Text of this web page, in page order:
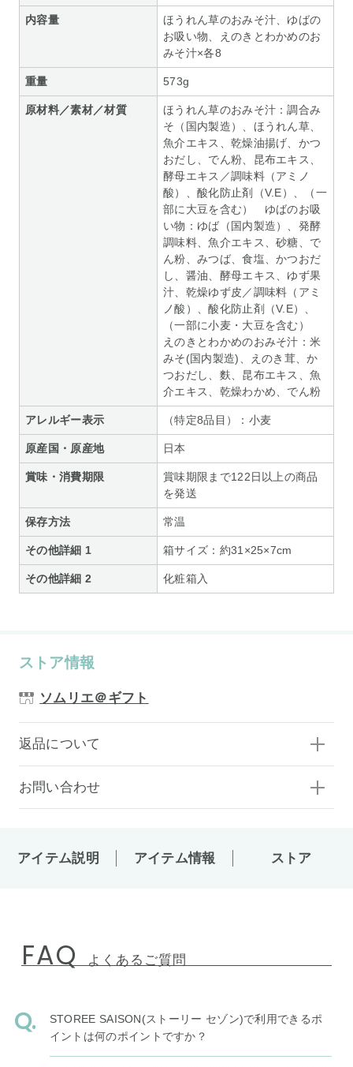
内容量
ほうれん草のおみそ汁、ゆばの
お吸い物、えのきとわかめのお
みそ汁×各8
重量 573g
原材料／素材／材質
ほうれん草のおみそ汁：調合み
そ（国内製造）、ほうれん草、
魚介エキス、乾燥油揚げ、かつ
おだし、でん粉、昆布エキス、
酵母エキス／調味料（アミノ
酸）、酸化防止剤（V.E）、（一
部に大豆を含む） ゆばのお吸
い物：ゆば（国内製造）、発酵
調味料、魚介エキス、砂糖、で
ん粉、みつば、食塩、かつおだ
し、醤油、酵母エキス、ゆず果
汁、乾燥ゆず皮／調味料（アミ
ノ酸）、酸化防止剤（V.E）、
（一部に小麦・大豆を含む）
えのきとわかめのおみそ汁：米
みそ(国内製造)、えのき茸、か
つおだし、麩、昆布エキス、魚
介エキス、乾燥わかめ、でん粉
アレルギー表示 （特定8品目）：小麦
原産国・原産地 日本
賞味・消費期限
賞味期限まで122日以上の商品
を発送
保存方法 常温
その他詳細 1 箱サイズ：約31×25×7cm
その他詳細 2 化粧箱入
ストア情報
ソムリエ＠ギフト
返品について
お問い合わせ
アイテム説明 アイテム情報 ストア
FAQ よくあるご質問
STOREE SAISON(ストーリー セゾン)で利用できるポ
イントは何のポイントですか？